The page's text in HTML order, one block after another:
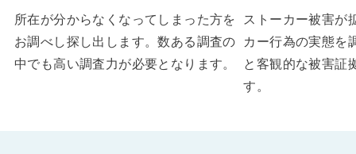
所在が分からなくなってしまった方を
お調べし探し出します。数ある調査の
中でも高い調査力が必要となります。
ストーカー被害が
カー行為の実態を
と客観的な被害証
す。